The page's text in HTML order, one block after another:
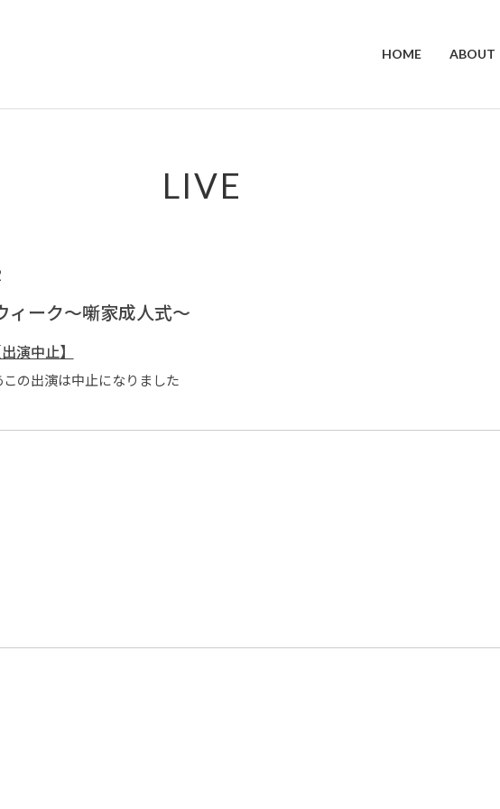
HOME ABOUT
LIVE
ィーク～噺家成人式～
演中止】
の出演は中止になりました